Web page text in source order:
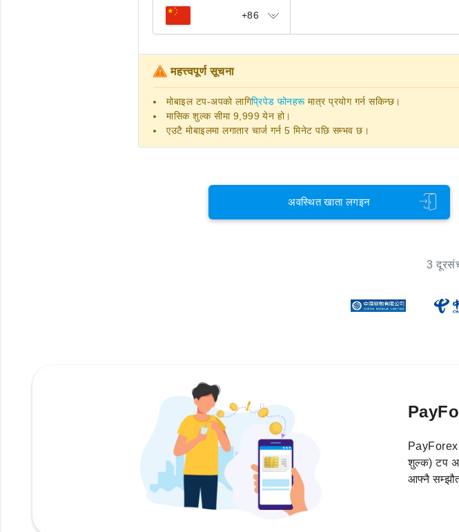
+86
महत्त्वपूर्ण सूचना
मोबाइल टप-अपको लागिप्रिपेड फोनहरूमात्र प्रयोग गर्न सकिन्छ।
मासिक शुल्क सीमा 9,999 येन हो।
एउटै मोबाइलमा लगातार चार्ज गर्न 5 मिनेट पछि सम्भव छ।
अवस्थित खाता लगइन
3
PayForex
शुल्क) टप
आफ्नै